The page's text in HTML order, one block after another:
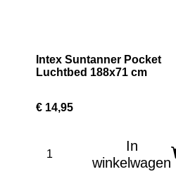
Intex Suntanner Pocket
Luchtbed 188x71 cm
€ 14,95
In
winkelwagen